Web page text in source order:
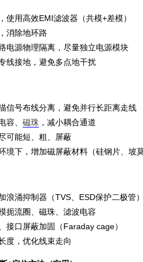
使用高效EMI滤波器（共模+差模）
消除地环路
电源物理隔离，尽量独立电源模块
线接地，避免多点地干扰
信号布线分离，避免并行长距离走线
容、 磁珠 ，减小耦合通道
可能短、粗、屏蔽
境下，增加磁屏蔽材料（硅钢片、坡莫
浪涌抑制器（TVS、ESD保护二极管）
扼流圈、磁珠、滤波电容
接口屏蔽加固（Faraday cage）
度，优化线束走向